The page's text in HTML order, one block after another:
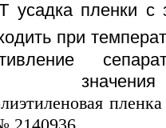
пленки с
при